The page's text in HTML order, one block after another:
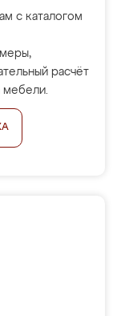
с каталогом
расчёт
мебели.